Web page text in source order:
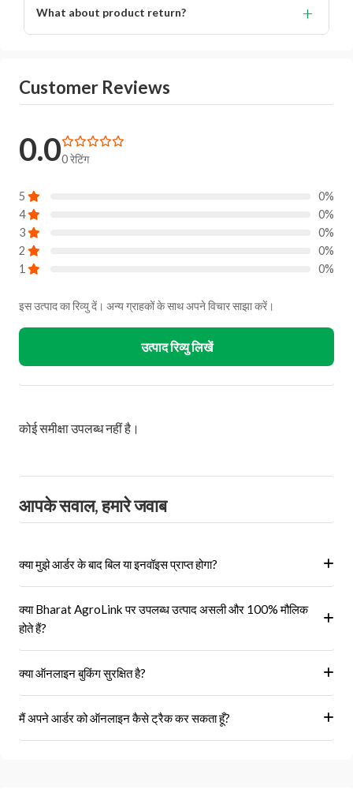
What about product return? +
Customer Reviews
0.00 रेटिंग
5
0%
4
0%
3
0%
2
0%
1
0%
इस उत्पाद का रिव्यु दें। अन्य ग्राहकों के साथ अपने विचार साझा करें।
उत्पाद रिव्यु लिखें
कोई समीक्षा उपलब्ध नहीं है।
आपके सवाल, हमारे जवाब
क्या मुझे आर्डर के बाद बिल या इनवॉइस प्राप्त होगा?
ऑर्डर' अनुभाग में एक इनवॉइस प्राप्त होगा।
क्या Bharat AgroLink पर उपलब्ध उत्पाद असली और 100% मौलिक
होते हैं?
क्या ऑनलाइन बुकिंग सुरक्षित है?
मैं अपने आर्डर को ऑनलाइन कैसे ट्रैक कर सकता हूँ?